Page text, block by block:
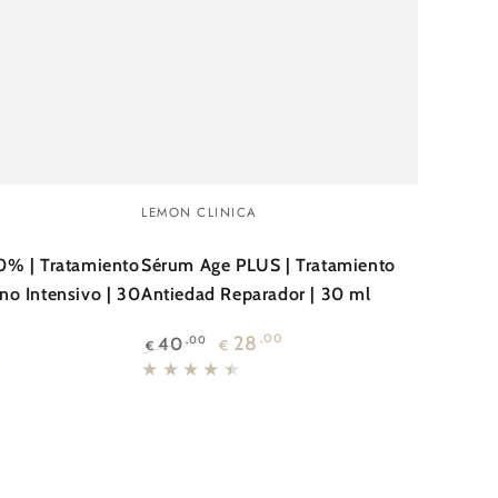
| Tratamiento
Intensivo | 30
Sérum
PLUS
|
Tratamiento
Antiedad
Vendedor:
LEMON CLINICA
Sérum Age PLUS | Tratamiento
Antiedad Reparador | 30 ml
Precio
€ 40,00
Precio
€ 28 ,00